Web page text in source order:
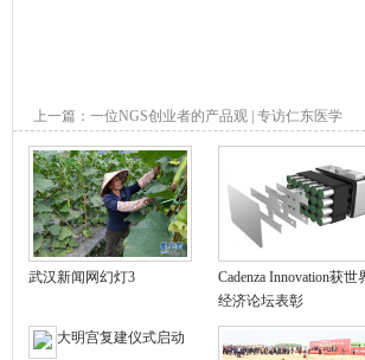
上一篇： 一位NGS创业者的产品观 | 专访仁东医学
COO曹建军
武汉新闻网幻灯3
Cadenza Innovation获世
经济论坛表彰
大明宫复建仪式启动